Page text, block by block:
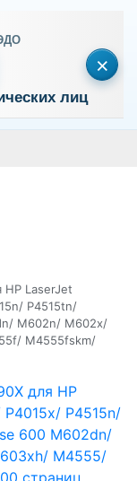
лиц
×
LaserJet
P4515tn/
M602n/ M602x/
M4555fskm/